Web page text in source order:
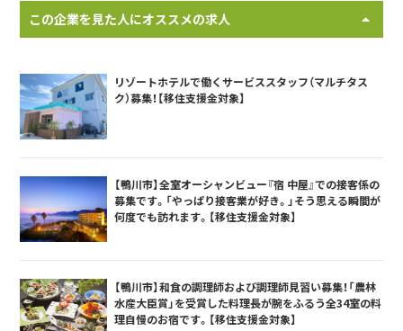
この企業を見た人にオススメの求人
リゾートホテルで働くサービススタッフ（マルチタス
ク）募集！【移住支援金対象】
【鴨川市】全室オーシャンビュー『宿 中屋』での接客係の
募集です。「やっぱり接客業が好き。」そう思える瞬間が
何度でも訪れます。【移住支援金対象】
【鴨川市】和食の調理師および調理師見習い募集！「農林
水産大臣賞」を受賞した料理長が腕をふるう全34室の料
理自慢のお宿です。【移住支援金対象】